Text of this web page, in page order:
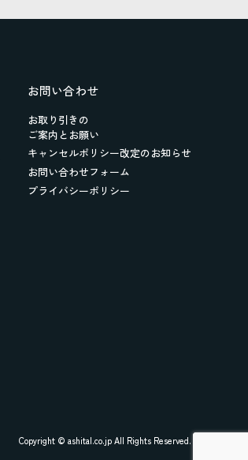
お問い合わせ
お取り引きの
ご案内とお願い
キャンセルポリシー改定のお知らせ
お問い合わせフォーム
プライバシーポリシー
Copyright © ashital.co.jp All Rights Reserved.